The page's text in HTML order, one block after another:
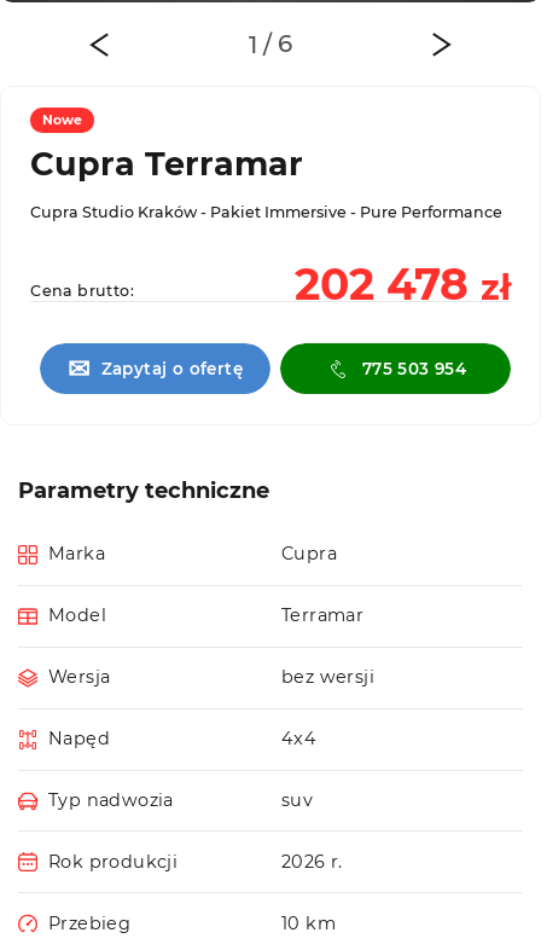
Nowe
Cupra Terramar
Cupra Studio Kraków - Pakiet Immersive - Pure Performance
Cena brutto: 202 478 zł
✉ Zapytaj o ofertę 775 503 954
Parametry techniczne
Marka Cupra
Model Terramar
Wersja bez wersji
Napęd 4x4
Typ nadwozia suv
Rok produkcji 2026 r.
Przebieg 10 km